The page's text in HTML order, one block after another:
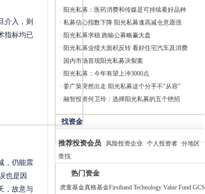
介入，则
指标均已
，仍能震
也是因
，故意与
· 阳光私募：医药消费和传媒是可持续看好品种
· 私募信心指数下降 阳光私募逢高减仓意愿强
· 阳光私募求稳 跑输公募略赢大盘
· 阳光私募业绩大面积反转 看好住宅汽车及消费
· 国内市场首现阳光私募决裂案
· 阳光私募：今年有望上冲3000点
· 姜广策突然出走 阳光私募这个分手不“从容”
· 融智投资何卫玲：选择阳光私募的五个绝招
找资金
推荐投资会员 风险投资企业 个人投资者 分地区
查找
热门资金
虎童基金真格基金Firsthand Technology Value Fund GCS